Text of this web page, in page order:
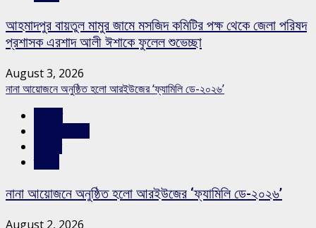
আহমাদপুর বায়তুল মামুর জামে মসজিদ কমিটির পক্ষ থেকে জেলা পরিষদ
প্রশাসক এরশাদ আলী ঈশাকে ফুলেল শুভেচ্ছা
August 3, 2026
নানা আয়োজনে অনুষ্ঠিত হলো আরইউজের ‘ফ্যামিলি ডে-২০২৬’
নানা আয়োজনে অনুষ্ঠিত হলো আরইউজের ‘ফ্যামিলি ডে-২০২৬’
August 2, 2026